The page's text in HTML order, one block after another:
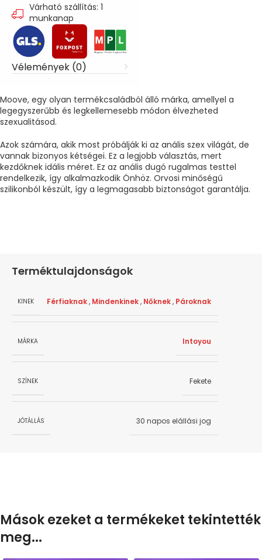
Várható szállítás: 1
munkanap
Vélemények (0)
Moove, egy olyan termékcsaládból álló márka, amellyel a
legegyszerűbb és legkellemesebb módon élvezheted
szexualitásod.
Azok számára, akik most próbálják ki az anális szex világát, de
vannak bizonyos kétségei. Ez a legjobb választás, mert
kezdőknek idális méret. Ez az anális dugó rugalmas testtel
rendelkezik, így alkalmazkodik Önhöz. Orvosi minőségű
szilikonból készült, így a legmagasabb biztonságot garantálja.
Terméktulajdonságok
KINEK Férfiaknak, Mindenkinek, Nőknek, Pároknak
MÁRKA Intoyou
SZÍNEK Fekete
JÓTÁLLÁS 30 napos elállási jog
Mások ezeket a termékeket tekintették
meg...